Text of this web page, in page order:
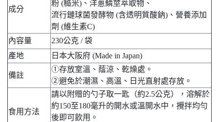
成分
粉 (糙米)、洋蔥鱗莖萃取物、
流行鏈球菌發酵物 (含透明質酸鈉)、營養添加
劑 (維生素C)
內容量
230公克 / 袋
產地
日本大阪府 (Made in Japan)
備註
①存放室溫、蔭涼、乾燥處。
②避免於潮濕、高溫、日光直射處存放。
食用方法
請以附贈的勺子取一匙（約2.5公克），溶解於
約150至180毫升的開水或溫開水中，攪拌均勻
後即可飲用。